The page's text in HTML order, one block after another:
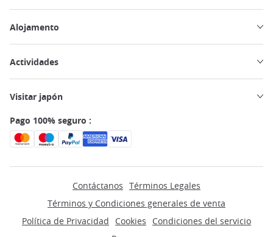
Alojamento
Actividades
Visitar japón
Pago 100% seguro :
Contáctanos Términos Legales
Términos y Condiciones generales de venta
Política de Privacidad
Cookies
Condiciones del servicio